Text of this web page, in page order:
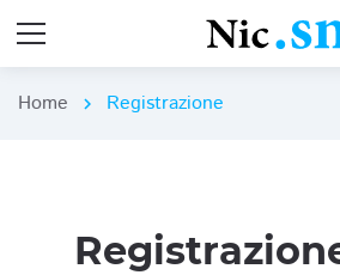
Home chevron_right Registrazione